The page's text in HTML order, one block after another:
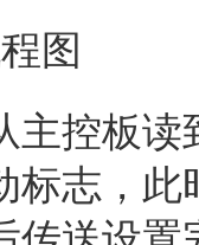
图
主控板读
标志，